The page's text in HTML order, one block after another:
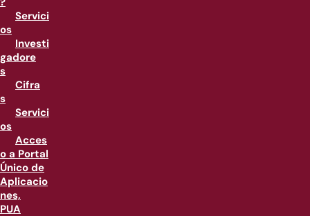
Servici
os
Investi
gadore
s
Cifra
s
Servici
os
Acces
o a Portal
Único de
Aplicacio
nes,
PUA